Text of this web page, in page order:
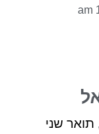
שנה, תואר שני